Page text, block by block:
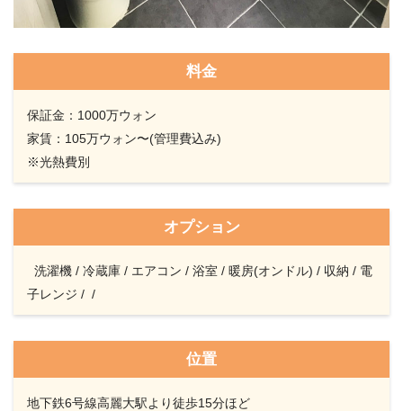
料金
保証金：1000万ウォン
家賃：105万ウォン〜(管理費込み)
※光熱費別
オプション
洗濯機 / 冷蔵庫 / エアコン / 浴室 / 暖房(オンドル) / 収納 / 電
子レンジ / /
位置
地下鉄6号線高麗大駅より徒歩15分ほど